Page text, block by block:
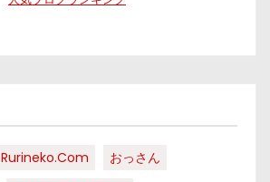
Rurineko.com
おっさん